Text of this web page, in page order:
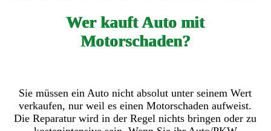
Wer kauft Auto mit
Motorschaden?
Sie müssen ein Auto nicht absolut unter seinem Wert
verkaufen, nur weil es einen Motorschaden aufweist.
Die Reparatur wird in der Regel nichts bringen oder zu